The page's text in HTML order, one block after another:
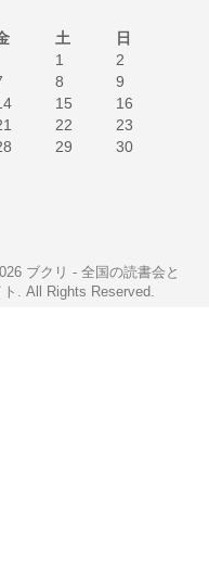
土
日
1
2
8
9
15
16
22
23
29
30
ブクリ - 全国の読書会と
. All Rights Reserved.